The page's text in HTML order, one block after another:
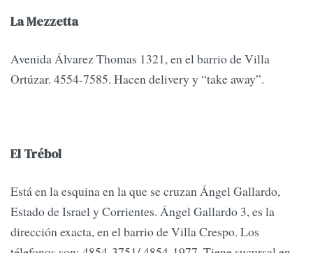
La Mezzetta
Avenida Álvarez Thomas 1321, en el barrio de Villa
Ortúzar. 4554-7585. Hacen delivery y “take away”.
El Trébol
Está en la esquina en la que se cruzan Ángel Gallardo,
Estado de Israel y Corrientes. Ángel Gallardo 3, es la
dirección exacta, en el barrio de Villa Crespo. Los